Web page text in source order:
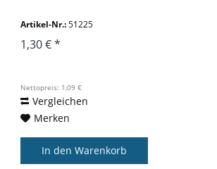
Artikel-Nr.:51225
1,30 € *
Nettopreis: 1,09 €
Vergleichen
Merken
In den Warenkorb